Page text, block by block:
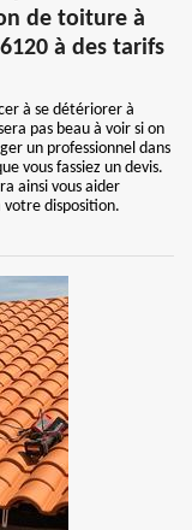
de toiture à
à des tarifs
à se détériorer à
pas beau à voir si on
un professionnel dans
vous fassiez un devis.
ainsi vous aider
disposition.